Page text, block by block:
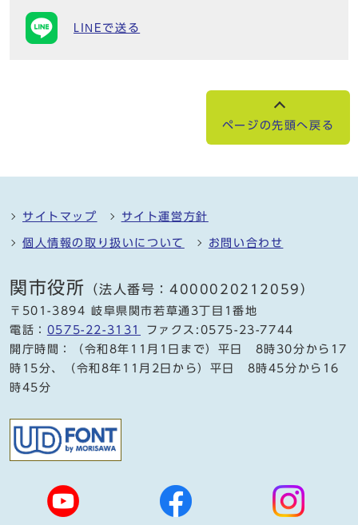
LINEで送る
ページの先頭へ戻る
サイトマップ サイト運営方針
個人情報の取り扱いについて お問い合わせ
関市役所 （法人番号：4000020212059）
〒501-3894 岐阜県関市若草通3丁目1番地
電話： 0575-22-3131
ファクス:0575-23-7744
開庁時間：（令和8年11月1日まで）平日 8時30分から17
時15分、（令和8年11月2日から）平日 8時45分から16
時45分